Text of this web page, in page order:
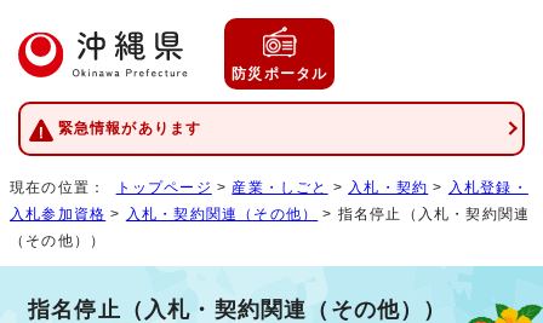
防災ポータル
緊急情報があります
現在の位置： トップページ > 産業・しごと > 入札・契約 >
入札登録・
入札参加資格 > 入札・契約関連（その他）
> 指名停止（入札・契約関連
（その他））
指名停止（入札・契約関連（その他））